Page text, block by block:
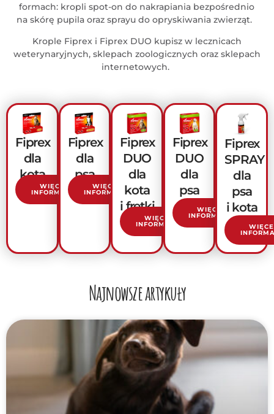
formach: kropli spot-on do nakrapiania bezpośrednio
na skórę pupila oraz sprayu do opryskiwania zwierząt.
Krople Fiprex i Fiprex DUO kupisz w lecznicach
weterynaryjnych, sklepach zoologicznych oraz sklepach
internetowych.
Fiprex
dla
kota
WIĘCEJ
INFORMACJI
Fiprex
dla
psa
WIĘCEJ
INFORMACJI
Fiprex
DUO
dla
kota
i fretki
WIĘCEJ
INFORMACJI
Fiprex
DUO
dla
psa
WIĘCEJ
INFORMACJI
Fiprex
SPRAY
dla
psa
i kota
Najnowsze artykuły